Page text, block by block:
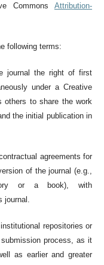
CommonsAttribution-
following terms:
journal the right of first
under a Creative
others to share the work
the initial publication in
agreements for
of the journal (e.g.,
or a book), with
repositories or
process, as it
as earlier and greater